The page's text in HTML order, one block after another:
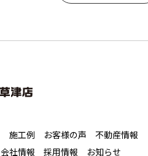
施工例 お客様の声 不動産情報
会社情報 採用情報 お知らせ